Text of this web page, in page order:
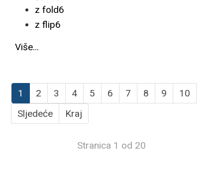
z fold6
z flip6
Više...
1 2 3 4 5 6 7 8 9
10
Sljedeće
Kraj
Stranica 1 od 20